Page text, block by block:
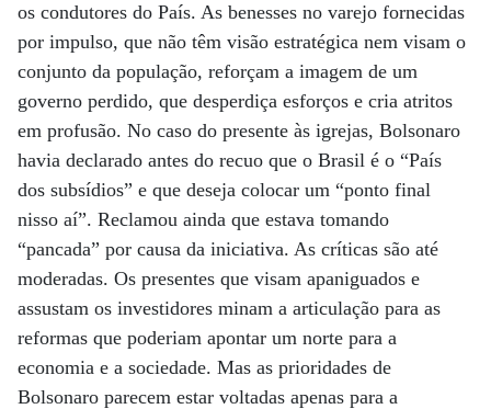
os condutores do País. As benesses no varejo fornecidas
por impulso, que não têm visão estratégica nem visam o
conjunto da população, reforçam a imagem de um
governo perdido, que desperdiça esforços e cria atritos
em profusão. No caso do presente às igrejas, Bolsonaro
havia declarado antes do recuo que o Brasil é o “País
dos subsídios” e que deseja colocar um “ponto final
nisso aí”. Reclamou ainda que estava tomando
“pancada” por causa da iniciativa. As críticas são até
moderadas. Os presentes que visam apaniguados e
assustam os investidores minam a articulação para as
reformas que poderiam apontar um norte para a
economia e a sociedade. Mas as prioridades de
Bolsonaro parecem estar voltadas apenas para a